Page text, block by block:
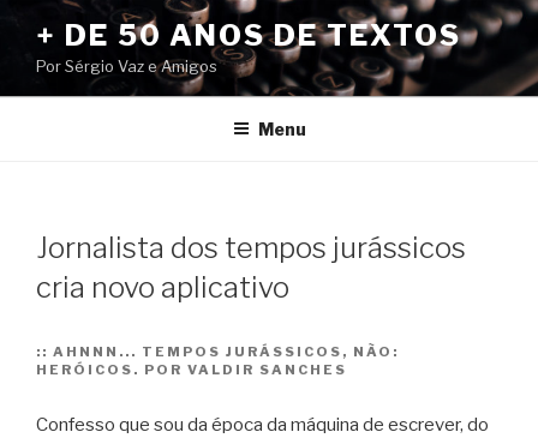
conteúdo
+ DE 50 ANOS DE TEXTOS
Por Sérgio Vaz e Amigos
Menu
Jornalista dos tempos jurássicos
cria novo aplicativo
:: AHNNN... TEMPOS JURÁSSICOS, NÃO:
HERÓICOS. POR VALDIR SANCHES
Confesso que sou da época da máquina de escrever, do